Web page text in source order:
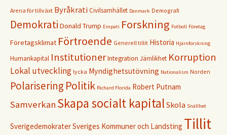
Arena för tillväxt ByråkratiCivilsamhället Danmark Demografi
Demokrati Donald Trump Empati Forskning Fotboll Företag
Företagsklimat Förtroende Generell tillit Historia Hjärnforskning
Humankapital InstitutionerIntegration Jämlikhet Korruption
Lokal utveckling lycka Myndighetsutövning Nationalism Norden
Polarisering Politik Richard Florida Robert Putnam
Samverkan Skapa socialt kapitalSkola Snällhet
SverigedemokraterSveriges Kommuner och Landsting Tillit